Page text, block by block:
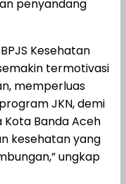
penyandang
Kesehatan
termotivasi
memperluas
JKN, demi
Banda Aceh
kesehatan yang
ungkap